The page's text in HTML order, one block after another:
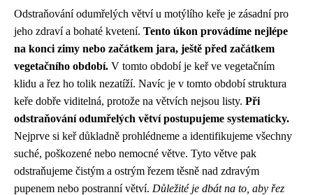
Odstraňování odumřelých větví u motýlího keře je zásadní pro
jeho zdraví a bohaté kvetení. Tento úkon provádíme nejlépe
na konci zimy nebo začátkem jara, ještě před začátkem
vegetačního období. V tomto období je keř ve vegetačním
klidu a řez ho tolik nezatíží. Navíc je v tomto období struktura
keře dobře viditelná, protože na větvích nejsou listy. Při
odstraňování odumřelých větví postupujeme systematicky.
Nejprve si keř důkladně prohlédneme a identifikujeme všechny
suché, poškozené nebo nemocné větve. Tyto větve pak
odstraňujeme čistým a ostrým řezem těsně nad zdravým
pupenem nebo postranní větví. Důležité je dbát na to, aby řez